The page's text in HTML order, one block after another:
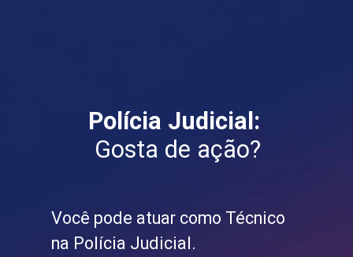
Polícia Judicial:
Gosta de ação?
Você pode atuar como Técnico
na Polícia Judicial.